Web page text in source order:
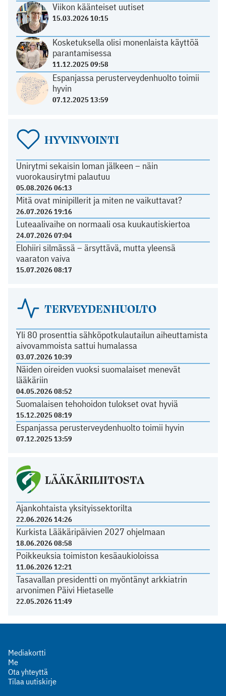
Viikon käänteiset uutiset
15.03.2026 10:15
Kosketuksella olisi monenlaista käyttöä
parantamisessa
11.12.2025 09:58
Espanjassa perusterveydenhuolto toimii
hyvin
07.12.2025 13:59
HYVINVOINTI
Unirytmi sekaisin loman jälkeen – näin
vuorokausirytmi palautuu
05.08.2026 06:13
Mitä ovat minipillerit ja miten ne vaikuttavat?
26.07.2026 19:16
Luteaalivaihe on normaali osa kuukautiskiertoa
24.07.2026 07:04
Elohiiri silmässä – ärsyttävä, mutta yleensä
vaaraton vaiva
15.07.2026 08:17
TERVEYDENHUOLTO
Yli 80 prosenttia sähköpotkulautailun aiheuttamista
aivovammoista sattui humalassa
03.07.2026 10:39
Näiden oireiden vuoksi suomalaiset menevät
lääkäriin
04.05.2026 08:52
Suomalaisen tehohoidon tulokset ovat hyviä
15.12.2025 08:19
Espanjassa perusterveydenhuolto toimii hyvin
07.12.2025 13:59
LÄÄKÄRILIITOSTA
Ajankohtaista yksityissektorilta
22.06.2026 14:26
Kurkista Lääkäripäivien 2027 ohjelmaan
18.06.2026 08:58
Poikkeuksia toimiston kesäaukioloissa
11.06.2026 12:21
Tasavallan presidentti on myöntänyt arkkiatrin
arvonimen Päivi Hietaselle
22.05.2026 11:49
Mediakortti
Me
Ota yhteyttä
Tilaa uutiskirje